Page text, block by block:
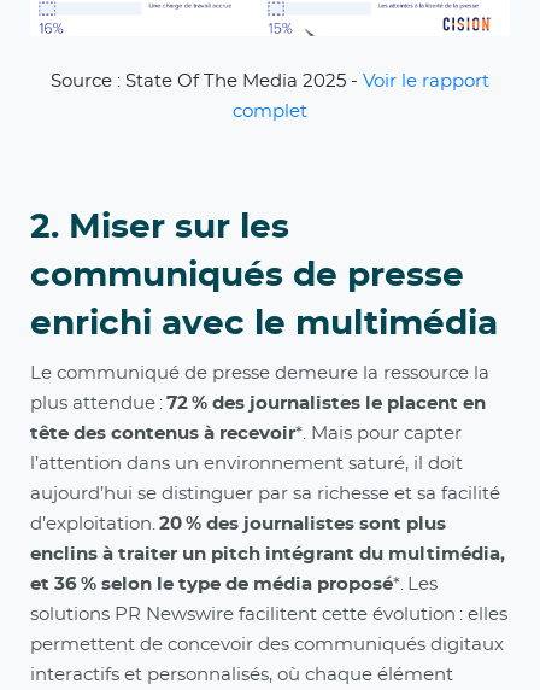
Source : State Of The Media 2025 - Voir le rapport
complet
2. Miser sur les
communiqués de presse
enrichi avec le multimédia
Le communiqué de presse demeure la ressource la
plus attendue : 72 % des journalistes le placent en
tête des contenus à recevoir*. Mais pour capter
l’attention dans un environnement saturé, il doit
aujourd’hui se distinguer par sa richesse et sa facilité
d’exploitation. 20 % des journalistes sont plus
enclins à traiter un pitch intégrant du multimédia,
et 36 % selon le type de média proposé*. Les
solutions PR Newswire facilitent cette évolution : elles
permettent de concevoir des communiqués digitaux
interactifs et personnalisés, où chaque élément